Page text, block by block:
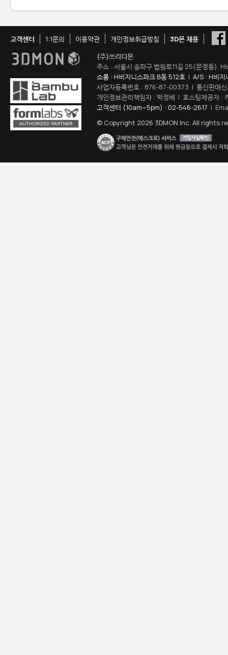
고객센터 1:1문의 이용약관 개인정보취급방침
3D몬 채용
(주)쓰리디몬
주소 : 서울시 송파구 법원로11길 25(문정동),
쇼룸 : H비지니스파크 B동 512호 | A/S : H비지
사업자등록번호 : 876-87-00373 | 통신판매
개인정보관리책임자 : 박정배 | 호스팅제공자 :
고객센터 (10am~5pm) : 02-546-2617 |
© Copyright 2026 3DMON Inc. All rights